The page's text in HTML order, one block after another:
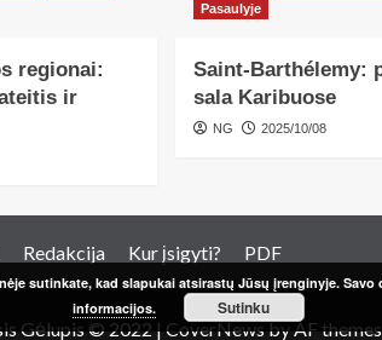
regionai:
ir
Pasaulyje
Saint-Barthélemy:
sala Karibuose
NG 2025/10/08
Redakcija Kur įsigyti? PDF
Gėlupis © 2022 | CoverNewsby AF
sutinkate, kad slapukai atsirastų Jūsų įrenginyje.
informacijos.
Sutinku